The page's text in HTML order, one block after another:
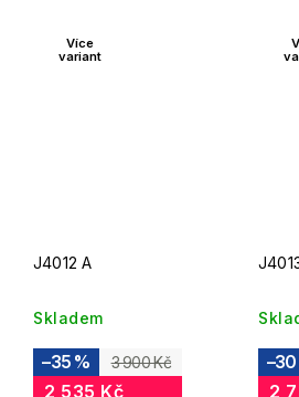
Více
variant
J4012 A
Skladem
3 900 Kč
–35 %
2 535 Kč 2